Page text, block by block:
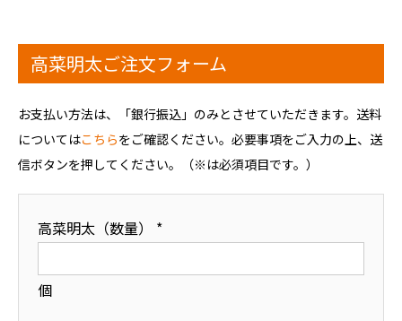
高菜明太ご注文フォーム
お支払い方法は、「銀行振込」のみとさせていただきます。送料
についてはこちらをご確認ください。必要事項をご入力の上、送
信ボタンを押してください。（※は必須項目です。）
高菜明太（数量） *
個